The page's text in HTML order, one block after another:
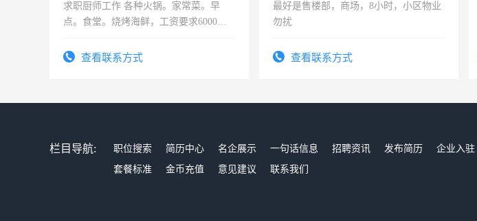
求职厨师工作 各种火锅。家常菜。早
点。食堂。烧烤海鲜，工资要求6000以
查看联系方式
最好是售楼部，商场，8小时，小区物业
勿扰
查看联系方式
栏目导航: 职位搜索 简历中心 名企展示 一句话信息 招聘资讯 发布简历 企业入驻
套餐标准
金币充值 意见建议 联系我们